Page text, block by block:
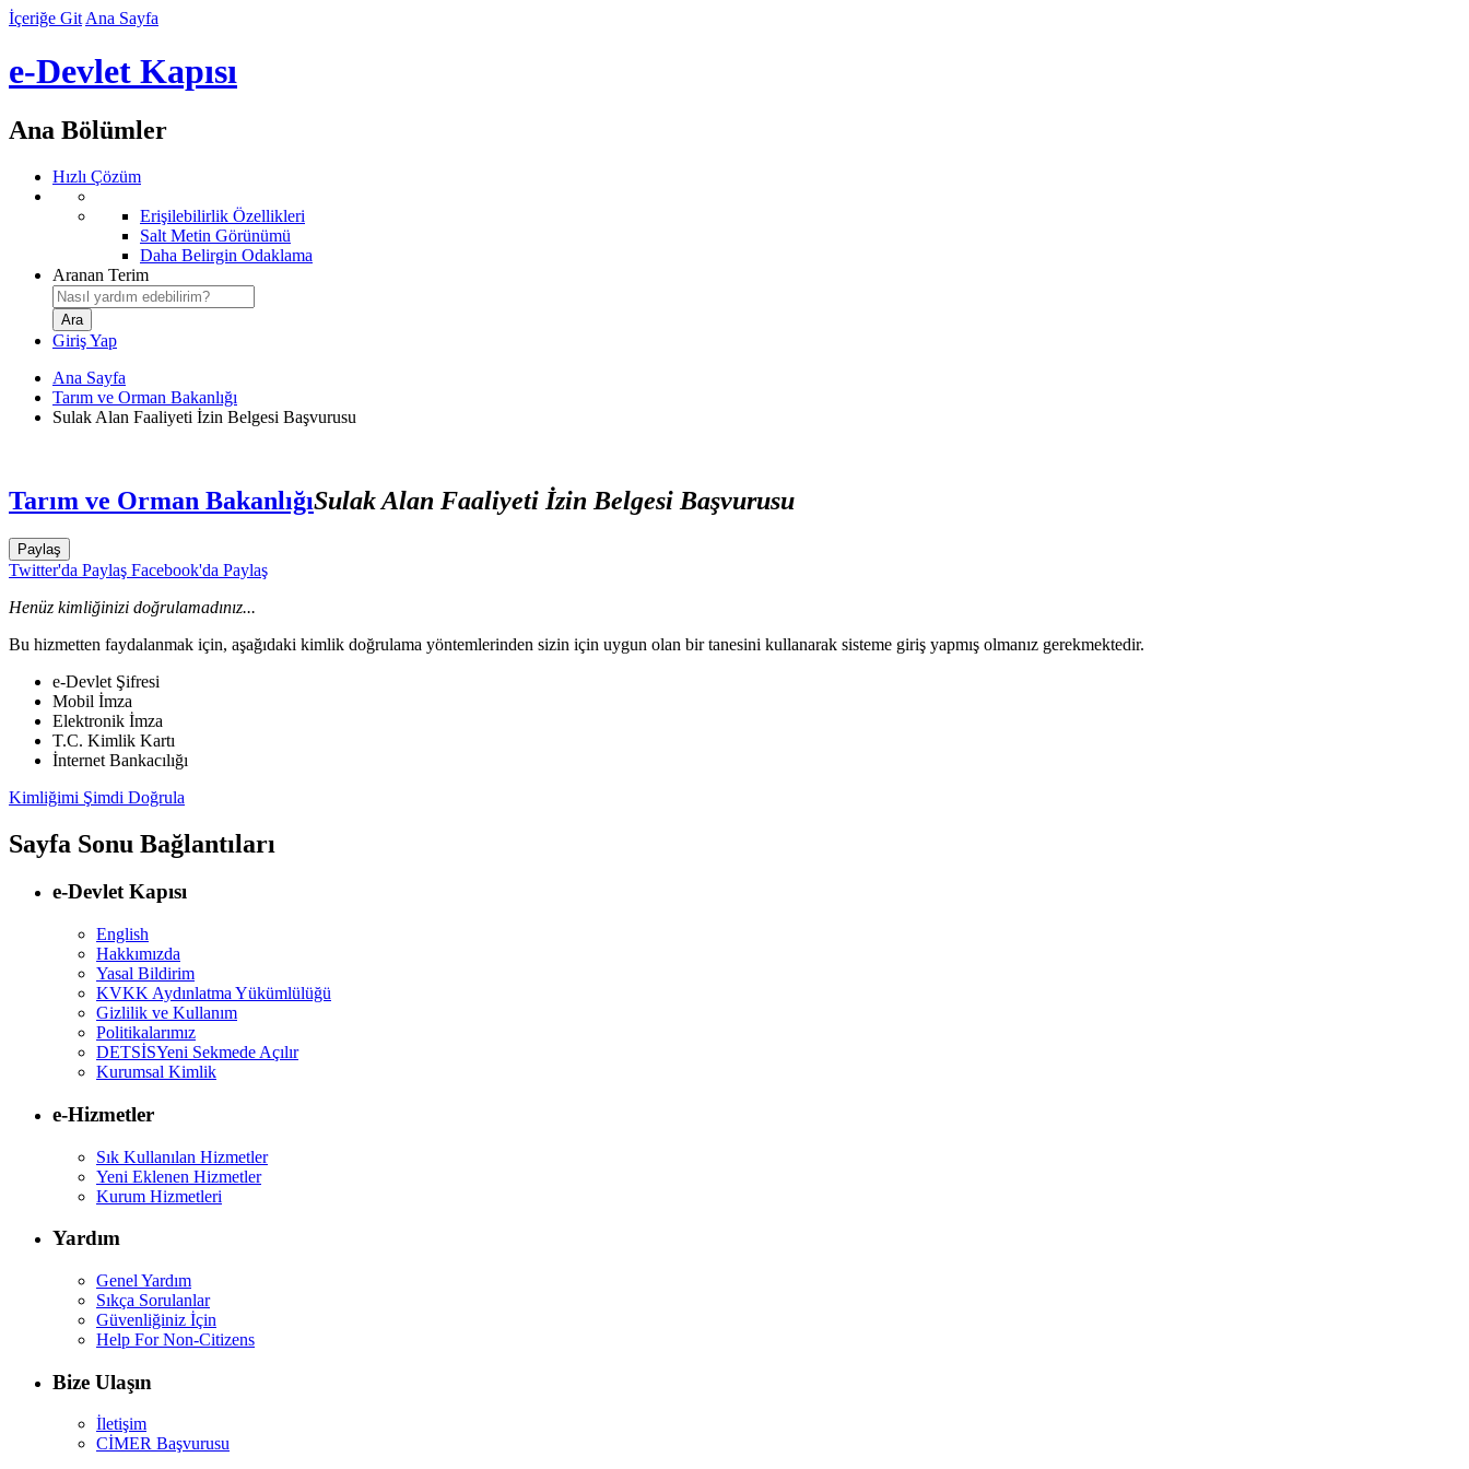
İçeriğe Git Ana Sayfa
e-Devlet Kapısı
Ana Bölümler
Hızlı Çözüm
Erişilebilirlik Özellikleri
Salt Metin Görünümü
Daha Belirgin Odaklama
Aranan Terim
Giriş Yap
Ana Sayfa
Tarım ve Orman Bakanlığı
Sulak Alan Faaliyeti İzin Belgesi Başvurusu
Tarım ve Orman BakanlığıSulak Alan Faaliyeti İzin Belgesi Başvurusu
Paylaş
Twitter'da Paylaş Facebook'da Paylaş
Henüz kimliğinizi doğrulamadınız...
Bu hizmetten faydalanmak için, aşağıdaki kimlik doğrulama yöntemlerinden sizin için uygun olan bir tanesini kullanarak sisteme giriş yapmış olmanız gerekmektedir.
e-Devlet Şifresi
Mobil İmza
Elektronik İmza
T.C. Kimlik Kartı
İnternet Bankacılığı
Kimliğimi Şimdi Doğrula
Sayfa Sonu Bağlantıları
e-Devlet Kapısı
English
Hakkımızda
Yasal Bildirim
KVKK Aydınlatma Yükümlülüğü
Gizlilik ve Kullanım
Politikalarımız
DETSİSYeni Sekmede Açılır
Kurumsal Kimlik
e-Hizmetler
Sık Kullanılan Hizmetler
Yeni Eklenen Hizmetler
Kurum Hizmetleri
Yardım
Genel Yardım
Sıkça Sorulanlar
Güvenliğiniz İçin
Help For Non-Citizens
Bize Ulaşın
İletişim
CİMER Başvurusu